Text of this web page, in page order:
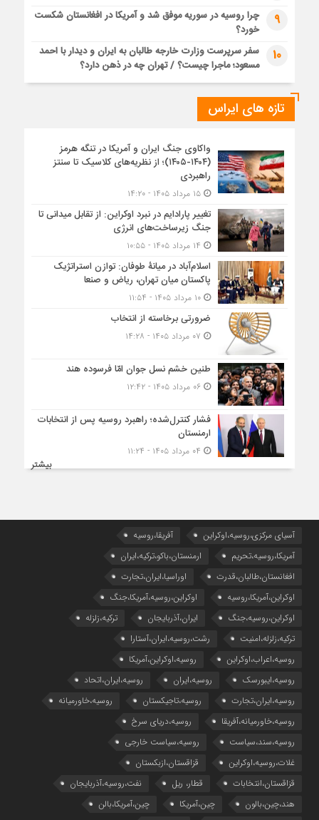
9
چرا روسیه در سوریه موفق شد و آمریکا در افغانستان شکست
خورد؟
10
سفر سرپرست وزارت خارجه طالبان به ایران و دیدار با احمد
مسعود؛ ماجرا چیست؟ / تهران چه در ذهن دارد؟
تازه های ایراس
واکاوی جنگ ایران و آمریکا در تنگه هرمز
(۱۴۰۴-۱۴۰۵)؛ از نظریه‌های کلاسیک تا سنتز
راهبردی
۱۵ مرداد ۱۴۰۵ - ۱۴:۲۰
تغییر پارادایم در نبرد اوکراین: از تقابل میدانی تا
جنگ زیرساخت‌های انرژی
اسلام‌آباد در میانۀ طوفان: توازن استراتژیک
پاکستان میان تهران، ریاض و صنعا
۱۰ مرداد ۱۴۰۵ - ۱۱:۵۴
ضرورتی برخاسته از انتخاب
طنین خشم نسل جوان امّا فرسوده هند
۰۶ مرداد ۱۴۰۵ - ۱۲:۴۲
فشار کنترل‌شده؛ راهبرد روسیه پس از انتخابات
ارمنستان
بیشتر
آسیای مرکزی،روسیه،اوکراین
آفریقا،روسیه
آمریکا،روسیه،تحریم
ارمنستان،باکو،ترکیه،ایران
افغانستان،طالبان،قدرت
اوراسیا،ایران،تجارت
اوکراین،آمریکا،روسیه
اوکراین،روسیه،آمریکا،جنگ
اوکراین،روسیه،جنگ
ایران،آذربایجان
ترکیه،زلزله
ترکیه،زلزله،امنیت
رشت،روسیه،ایران،آستارا
روسیه،اعراب،اوکراین
روسیه،اوکراین،آمریکا
روسیه،ایبورسک
روسیه،ایران
روسیه،ایران،اتحاد
روسیه،ایران،تجارت
روسیه،تاجیکستان
روسیه،خاورمیانه
روسیه،خاورمیانه،آفریقا
روسیه،دریای سرخ
روسیه،سند،سیاست
روسیه،سیاست خارجی
غلات،روسیه،اوکراین
قزاقستان،ازبکستان
قزاقستان،انتخابات
قطار، ریل
نفت،روسیه،آذربایجان
هند،چین،بالون
چین،آمریکا
چین،آمریکا،بالن